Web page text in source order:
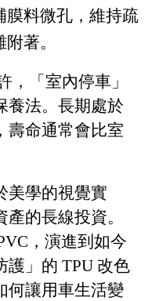
膜料微孔，維持疏
著。
，「室內停車」
養法。長期處於
壽命通常會比室
美學的視覺實
的長線投資。
，演進到如今
護」的 TPU 改色
何讓用車生活變